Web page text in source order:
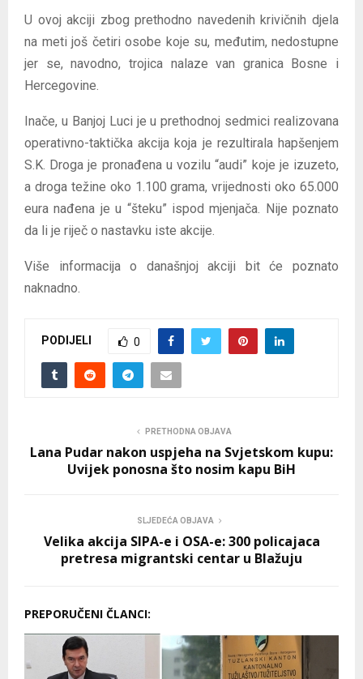
U ovoj akciji zbog prethodno navedenih krivičnih djela
na meti još četiri osobe koje su, međutim, nedostupne
jer se, navodno, trojica nalaze van granica Bosne i
Hercegovine.
Inače, u Banjoj Luci je u prethodnoj sedmici realizovana
operativno-taktička akcija koja je rezultirala hapšenjem
S.K. Droga je pronađena u vozilu “audi” koje je izuzeto,
a droga težine oko 1.100 grama, vrijednosti oko 65.000
eura nađena je u “šteku” ispod mjenjača. Nije poznato
da li je riječ o nastavku iste akcije.
Više informacija o današnjoj akciji bit će poznato
naknadno.
PODIJELI 0
PRETHODNA OBJAVA
Lana Pudar nakon uspjeha na Svjetskom kupu:
Uvijek ponosna što nosim kapu BiH
SLJEDEĆA OBJAVA
Velika akcija SIPA-e i OSA-e: 300 policajaca
pretresa migrantski centar u Blažuju
PREPORUČENI ČLANCI: